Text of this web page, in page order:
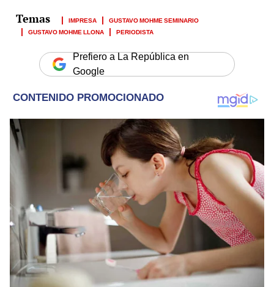
IMPRESA
GUSTAVO MOHME SEMINARIO
GUSTAVO MOHME LLONA
PERIODISTA
Prefiero a La República en
Google